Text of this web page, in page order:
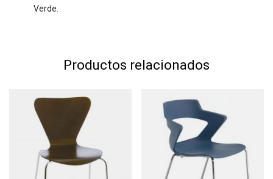
Verde.
Productos relacionados